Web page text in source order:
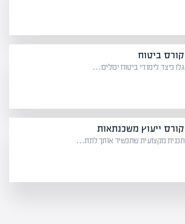
קורס ביטוח
גלו כיצד לימודי ביטוח יכולים…
קורס ייעוץ משכנתאות
תכנית מקצועית שתכשיר אותך לתת…